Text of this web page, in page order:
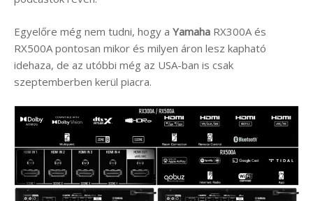
Egyelőre még nem tudni, hogy a Yamaha RX300A és
RX500A pontosan mikor és milyen áron lesz kapható
idehaza, de az utóbbi még az USA-ban is csak
szeptemberben kerül piacra.